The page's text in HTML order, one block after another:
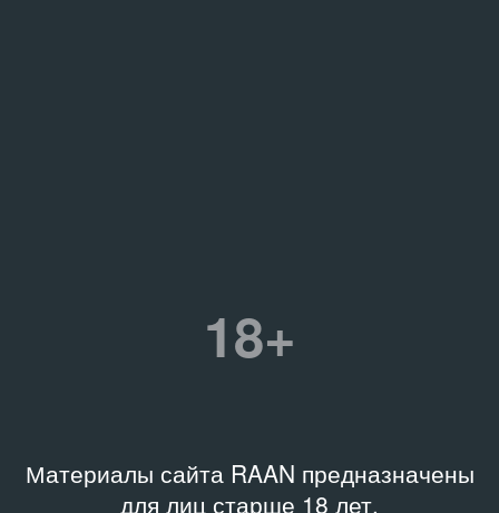
18+
Материалы сайта RAAN предназначены
для лиц старше 18 лет.